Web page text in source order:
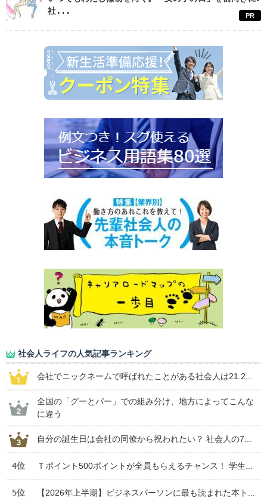
社...
PR
社会人ライフの人気記事ランキング
会社でニックネームで呼ばれたことがある社会人は21.2...
全国の「グーとパー」での組み分け、地方によってこんな
に違う
自分の誕生日は会社の同僚から祝われたい？ 社会人の7...
4位 Ｔポイント500ポイントが全員もらえるチャンス！ 学生...
5位 【2026年上半期】ビジネスパーソンに最も読まれた本ト...